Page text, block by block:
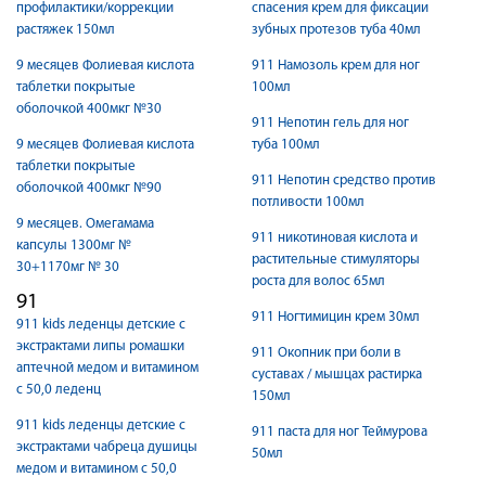
профилактики/коррекции
растяжек 150мл
9 месяцев Фолиевая кислота
таблетки покрытые
оболочкой 400мкг №30
9 месяцев Фолиевая кислота
таблетки покрытые
оболочкой 400мкг №90
9 месяцев. Омегамама
капсулы 1300мг №
30+1170мг № 30
91
911 kids леденцы детские с
экстрактами липы ромашки
аптечной медом и витамином
с 50,0 леденц
911 kids леденцы детские с
экстрактами чабреца душицы
медом и витамином с 50,0
спасения крем для фиксации
зубных протезов туба 40мл
911 Намозоль крем для ног
100мл
911 Непотин гель для ног
туба 100мл
911 Непотин средство против
потливости 100мл
911 никотиновая кислота и
растительные стимуляторы
роста для волос 65мл
911 Ногтимицин крем 30мл
911 Окопник при боли в
суставах / мышцах растирка
150мл
911 паста для ног Теймурова
50мл